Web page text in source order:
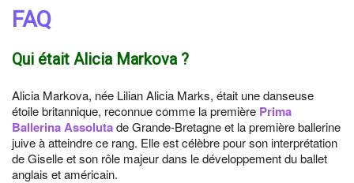
FAQ
Qui était Alicia Markova ?
Alicia Markova, née Lilian Alicia Marks, était une danseuse
étoile britannique, reconnue comme la première Prima
Ballerina Assolutade Grande-Bretagne et la première ballerine
juive à atteindre ce rang. Elle est célèbre pour son interprétation
de Giselle et son rôle majeur dans le développement du ballet
anglais et américain.